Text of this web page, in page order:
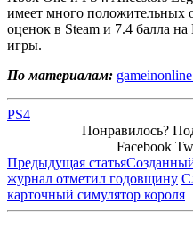
имеет много положительных
оценок в Steam и 7.4 балла
игры.
По материалам:
PS4
Понравилось?
Facebook
Предыдущая статья
журнал отметил годовщину
карточный симулятор короля